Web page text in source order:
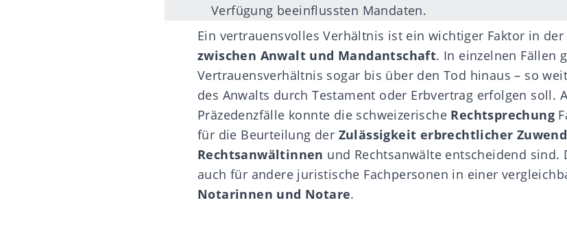
Verfügung beeinflussten Mandaten.
Ein vertrauensvolles Verhältnis ist ein wichtiger Faktor in der
zwischen Anwalt und Mandantschaft. In einzelnen Fällen
Vertrauensverhältnis sogar bis über den Tod hinaus – so
des Anwalts durch Testament oder Erbvertrag erfolgen soll.
Präzedenzfälle konnte die schweizerische Rechtsprechung
für die Beurteilung der Zulässigkeit erbrechtlicher
Rechtsanwältinnen und Rechtsanwälte entscheidend sind.
auch für andere juristische Fachpersonen in einer
Notarinnen und Notare.